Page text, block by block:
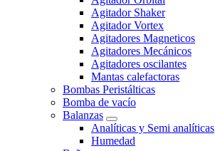
Agitador Shaker
Agitador Vortex
Agitadores Magneticos
Agitadores Mecánicos
Agitadores oscilantes
Mantas calefactoras
Bombas Peristálticas
Bomba de vacío
Balanzas
Analíticas y Semi analíticas
Humedad